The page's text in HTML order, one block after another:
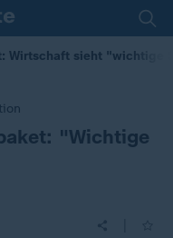
Wirtschaft sieht "wichtige
"Wichtige